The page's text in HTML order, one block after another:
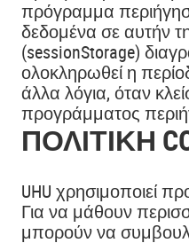
πρόγραμμα
δεδομένα σε αυτήν
(sessionStorage)
ολοκληρωθεί η
άλλα λόγια, όταν
προγράμματος
ΠΟΛΙΤΙΚΉ
UHU χρησιμοποιεί
Για να μάθουν
μπορούν να